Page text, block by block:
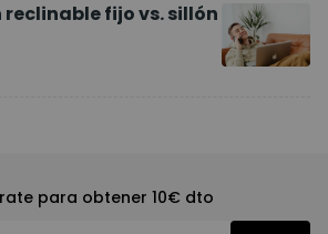
fijo vs. sillón
para obtener 10€ dto